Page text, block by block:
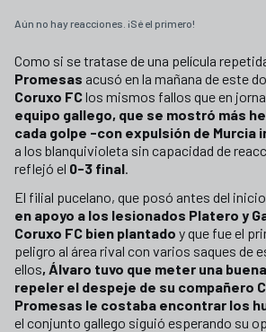
Aún no hay reacciones. ¡Sé el primero!
Como si se tratase de una película
Promesas acusó en la mañana de este
Coruxo FClos mismos fallos que en
equipo gallego, que se mostró más
cada golpe -con expulsión de Murcia
a los blanquivioleta sin capacidad de
reflejó el 0-3 final.
El filial pucelano, que posó antes del
en apoyo a los lesionados Platero y
Coruxo FC bien plantado y que fue el
peligro al área rival con varios saques de
ellos, Álvaro tuvo que meter una
repeler el despeje de su compañero
Promesas le costaba encontrar los
el conjunto gallego siguió esperando su